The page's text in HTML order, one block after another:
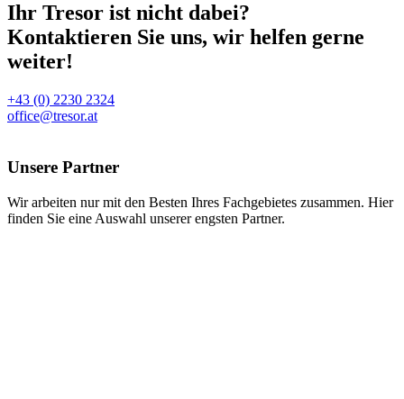
Ihr Tresor ist nicht dabei?
Kontaktieren Sie uns, wir helfen gerne
weiter!
+43 (0) 2230 2324
office@tresor.at
Unsere Partner
Wir arbeiten nur mit den Besten Ihres Fachgebietes zusammen. Hier
finden Sie eine Auswahl unserer engsten Partner.